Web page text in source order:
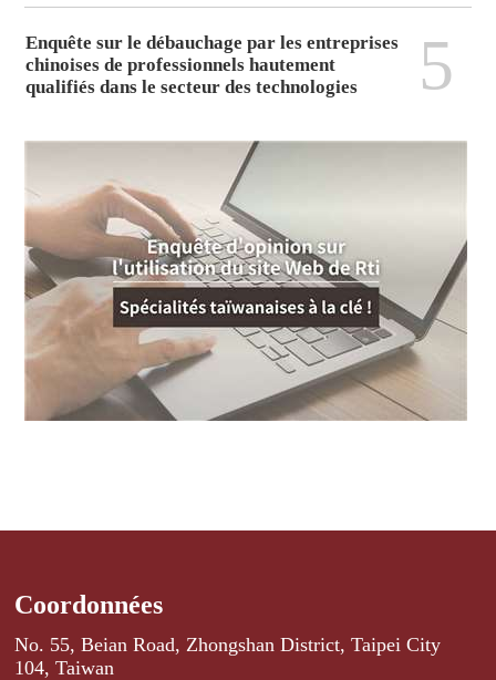
Enquête sur le débauchage par les entreprises
chinoises de professionnels hautement
qualifiés dans le secteur des technologies
5
Coordonnées
No. 55, Beian Road, Zhongshan District, Taipei City
104, Taiwan